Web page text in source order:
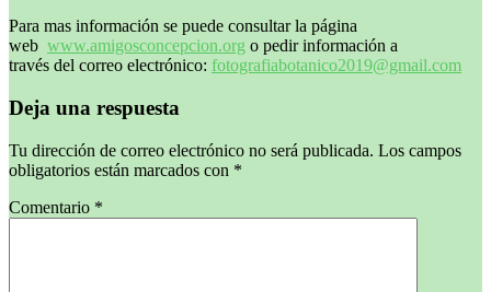
Para mas información se puede consultar la página
web www.amigosconcepcion.org o pedir información a
través del correo electrónico: fotografiabotanico2019@gmail.com
Deja una respuesta
Tu dirección de correo electrónico no será publicada. Los campos
obligatorios están marcados con *
Comentario *